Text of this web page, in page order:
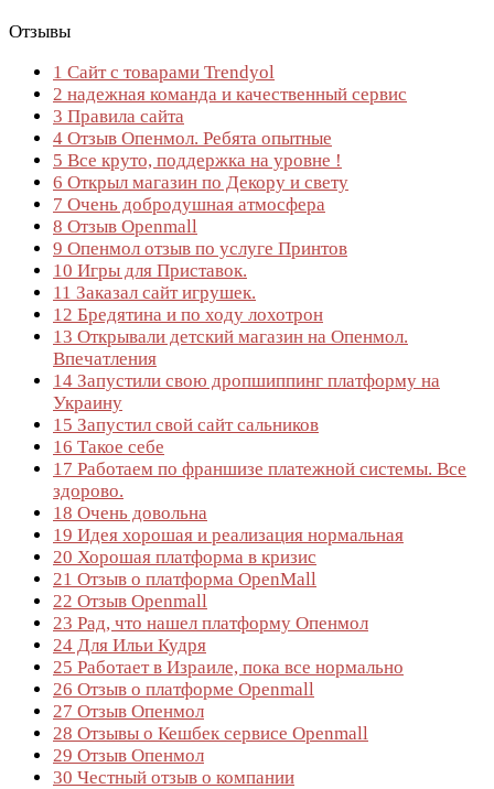
Отзывы
1 Сайт с товарами Trendyol
2 надежная команда и качественный сервис
3 Правила сайта
4 Отзыв Опенмол. Ребята опытные
5 Все круто, поддержка на уровне !
6 Открыл магазин по Декору и свету
7 Очень добродушная атмосфера
8 Отзыв Openmall
9 Опенмол отзыв по услуге Принтов
10 Игры для Приставок.
11 Заказал сайт игрушек.
12 Бредятина и по ходу лохотрон
13 Открывали детский магазин на Опенмол.
Впечатления
14 Запустили свою дропшиппинг платформу на
Украину
15 Запустил свой сайт сальников
16 Такое себе
17 Работаем по франшизе платежной системы. Все
здорово.
18 Очень довольна
19 Идея хорошая и реализация нормальная
20 Хорошая платформа в кризис
21 Отзыв о платформа OpenMall
22 Отзыв Openmall
23 Рад, что нашел платформу Опенмол
24 Для Ильи Кудря
25 Работает в Израиле, пока все нормально
26 Отзыв о платформе Openmall
27 Отзыв Опенмол
28 Отзывы о Кешбек сервисе Openmall
29 Отзыв Опенмол
30 Честный отзыв о компании